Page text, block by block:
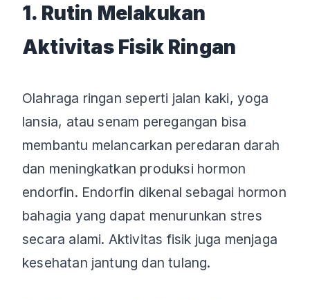
1. Rutin Melakukan
Aktivitas Fisik Ringan
Olahraga ringan seperti jalan kaki, yoga
lansia, atau senam peregangan bisa
membantu melancarkan peredaran darah
dan meningkatkan produksi hormon
endorfin. Endorfin dikenal sebagai hormon
bahagia yang dapat menurunkan stres
secara alami. Aktivitas fisik juga menjaga
kesehatan jantung dan tulang.